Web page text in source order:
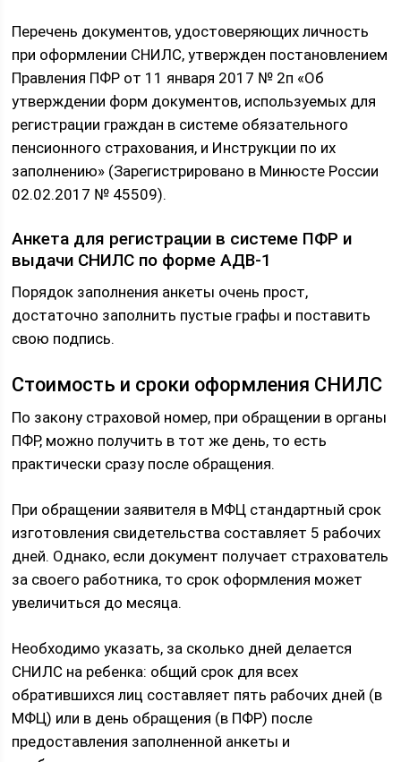
Перечень документов, удостоверяющих личность
при оформлении СНИЛС, утвержден постановлением
Правления ПФР от 11 января 2017 № 2п «Об
утверждении форм документов, используемых для
регистрации граждан в системе обязательного
пенсионного страхования, и Инструкции по их
заполнению» (Зарегистрировано в Минюсте России
02.02.2017 № 45509).
Анкета для регистрации в системе ПФР и
выдачи СНИЛС по форме АДВ-1
Порядок заполнения анкеты очень прост,
достаточно заполнить пустые графы и поставить
свою подпись.
Стоимость и сроки оформления СНИЛС
По закону страховой номер, при обращении в органы
ПФР, можно получить в тот же день, то есть
практически сразу после обращения.
При обращении заявителя в МФЦ стандартный срок
изготовления свидетельства составляет 5 рабочих
дней. Однако, если документ получает страхователь
за своего работника, то срок оформления может
увеличиться до месяца.
Необходимо указать, за сколько дней делается
СНИЛС на ребенка: общий срок для всех
обратившихся лиц составляет пять рабочих дней (в
МФЦ) или в день обращения (в ПФР) после
предоставления заполненной анкеты и